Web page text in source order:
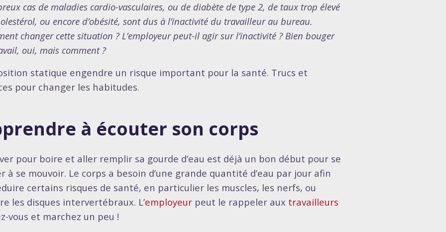
cas de maladies cardio-vasculaires, ou de diabète de type 2, de taux trop élevé
ou encore d’obésité, sont dus à l’inactivité du travailleur au bureau.
changer cette situation ? L’employeur peut-il agir sur l’inactivité ? Bien bouger
oui, mais comment ?
statique engendre un risque important pour la santé. Trucs et
pour changer les habitudes.
à écouter son corps
pour boire et aller remplir sa gourde d’eau est déjà un bon début pour se
à se mouvoir. Le corps a besoin d’une grande quantité d’eau par jour afin
certains risques de santé, en particulier les muscles, les nerfs, ou
les disques intervertébraux. L’employeur peut le rappeler aux travailleurs
vous et marchez un peu !